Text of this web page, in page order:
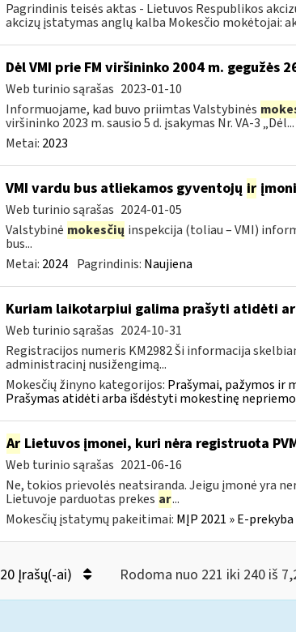
Pagrindinis teisės aktas - Lietuvos Respublikos
akcizų įstatymas anglų kalba Mokesčio mokėtojai:
Dėl VMI prie FM viršininko 2004 m. gegužės
Web turinio sąrašas 2023-01-10
Informuojame, kad buvo priimtas Valstybinės
viršininko 2023 m. sausio 5 d. įsakymas Nr. VA-3 „Dėl...
Metai: 2023
VMI vardu bus atliekamos gyventojų ir
Web turinio sąrašas 2024-01-05
Valstybinė mokesčių inspekcija (toliau – VMI)
bus...
Metai: 2024 Pagrindinis: Naujiena
Kuriam laikotarpiui galima prašyti atidėti
Web turinio sąrašas 2024-10-31
Registracijos numeris KM2982 Ši informacija
administracinį nusižengimą...
Mokesčių žinyno kategorijos: Prašymai, pažymos ir
Prašymas atidėti arba išdėstyti mokestinę
ArLietuvos įmonei, kuri nėra registruota
Web turinio sąrašas 2021-06-16
Ne, tokios prievolės neatsiranda. Jeigu įmonė yra
Lietuvoje parduotas prekes ar...
Mokesčių įstatymų pakeitimai: MĮP 2021 » E-
20 Įrašų(-ai) Rodoma nuo 221 iki 240 iš